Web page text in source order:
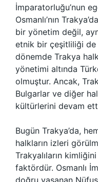
İmparatorluğu’nun
Osmanlı’nın
bir yönetim değil,
etnik bir çeşitliliği de
dönemde Trakya
yönetimi altında
olmuştur. Ancak,
Bulgarlar ve diğer
kültürlerini devam
Bugün Trakya’da,
halkların izleri
Trakyalıların
faktördür. Osmanlı
doğru yaşanan